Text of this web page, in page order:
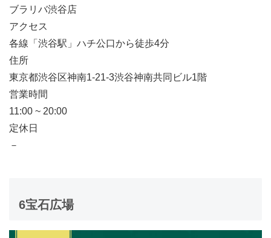
ブラリバ渋谷店
アクセス
各線「渋谷駅」ハチ公口から徒歩4分
住所
東京都渋谷区神南1-21-3渋谷神南共同ビル1階
営業時間
11:00 ~ 20:00
定休日
－
6宝石広場